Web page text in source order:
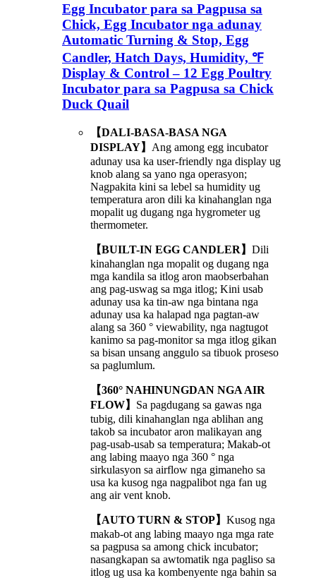
Egg Incubator para sa Pagpusa sa
Chick, Egg Incubator nga adunay
Automatic Turning & Stop, Egg
Candler, Hatch Days, Humidity, ℉
Display & Control – 12 Egg Poultry
Incubator para sa Pagpusa sa Chick
Duck Quail
【DALI-BASA-BASA NGA
DISPLAY】 Ang among egg incubator
adunay usa ka user-friendly nga display ug
knob alang sa yano nga operasyon;
Nagpakita kini sa lebel sa humidity ug
temperatura aron dili ka kinahanglan nga
mopalit ug dugang nga hygrometer ug
thermometer.
【BUILT-IN EGG CANDLER】 Dili
kinahanglan nga mopalit og dugang nga
mga kandila sa itlog aron maobserbahan
ang pag-uswag sa mga itlog; Kini usab
adunay usa ka tin-aw nga bintana nga
adunay usa ka halapad nga pagtan-aw
alang sa 360 ° viewability, nga nagtugot
kanimo sa pag-monitor sa mga itlog gikan
sa bisan unsang anggulo sa tibuok proseso
sa paglumlum.
【360° NAHINUNGDAN NGA AIR
FLOW】 Sa pagdugang sa gawas nga
tubig, dili kinahanglan nga ablihan ang
takob sa incubator aron malikayan ang
pag-usab-usab sa temperatura; Makab-ot
ang labing maayo nga 360 ° nga
sirkulasyon sa airflow nga gimaneho sa
usa ka kusog nga nagpalibot nga fan ug
ang air vent knob.
【AUTO TURN & STOP】 Kusog nga
makab-ot ang labing maayo nga mga rate
sa pagpusa sa among chick incubator;
nasangkapan sa awtomatik nga pagliso sa
itlog ug usa ka kombenyente nga bahin sa